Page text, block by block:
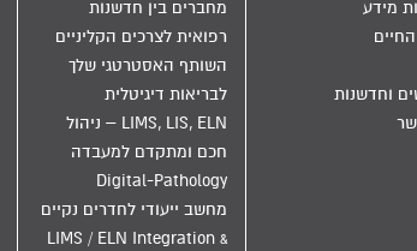
מידע
וחדשנות
מחברים בין חדשנות
רפואית לצרכים הקליניים
השותף האסטרטגי שלך
לבריאות דיגיטלית
LIMS, LIS, ELN – ניהול
חכם ומתקדם למעבדה
Digital-Pathology
מחשב ייעודי לחדרים נקיים
LIMS / ELN Integration &